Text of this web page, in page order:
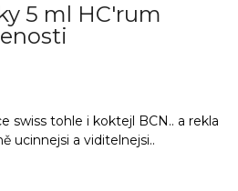
5 ml HC'rum
swiss tohle i koktejl BCN.. a rekla
ucinnejsi a viditelnejsi..